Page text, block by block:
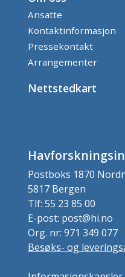
Ansatte
Kontaktinformasjon
Pressekontakt
Arrangementer
Nettstedkart
Postboks 1870
5817 Bergen
Tlf: 55 23 85 00
E-post: post@hi.no
Org. nr: 971 349 077
Besøks- og